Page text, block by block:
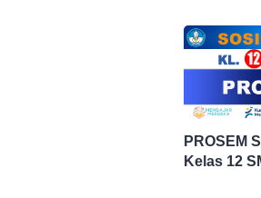
PROSEM
Kelas 12